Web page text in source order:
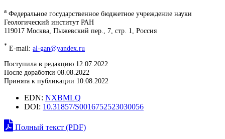
a Федеральное государственное бюджетное учреждение науки
Геологический институт РАН
119017 Москва, Пыжевский пер., 7, стр. 1, Россия
* E-mail: al-gan@yandex.ru
Поступила в редакцию 12.07.2022
После доработки 08.08.2022
Принята к публикации 10.08.2022
EDN: NXBMLQ
DOI: 10.31857/S0016752523030056
Полный текст (PDF)